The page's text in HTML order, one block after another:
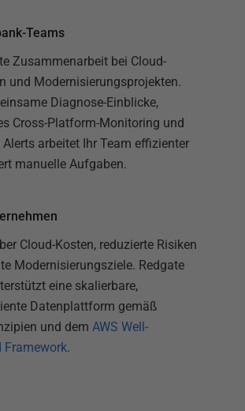
Teams
Zusammenarbeit bei Cloud-
und Modernisierungsprojekten.
Diagnose-Einblicke,
Cross-Platform-Monitoring und
arbeitet Ihr Team effizienter
manuelle Aufgaben.
Cloud-Kosten, reduzierte Risiken
Modernisierungsziele. Redgate
eine skalierbare,
Datenplattform gemäß
und dem AWS Well-
Framework.